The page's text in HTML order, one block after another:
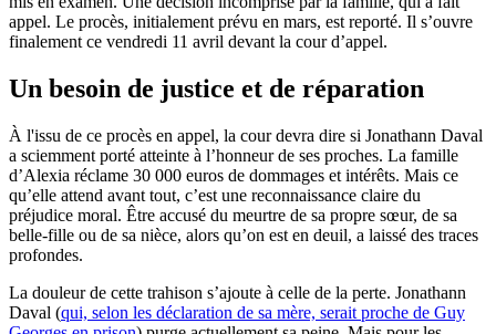
appel. Le procès, initialement prévu en mars, est reporté. Il s’ouvre
finalement ce vendredi 11 avril devant la cour d’appel.
Un besoin de justice et de réparation
À l'issu de ce procès en appel, la cour devra dire si Jonathann Daval
a sciemment porté atteinte à l’honneur de ses proches. La famille
d’Alexia réclame 30 000 euros de dommages et intérêts. Mais ce
qu’elle attend avant tout, c’est une reconnaissance claire du
préjudice moral. Être accusé du meurtre de sa propre sœur, de sa
belle-fille ou de sa nièce, alors qu’on est en deuil, a laissé des traces
profondes.
La douleur de cette trahison s’ajoute à celle de la perte. Jonathann
Daval (qui, selon les déclaration de sa mère, serait proche de Guy